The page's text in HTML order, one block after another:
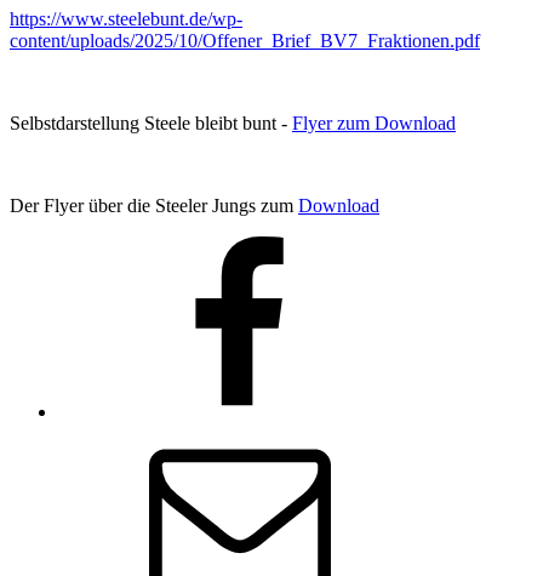
https://www.steelebunt.de/wp-
content/uploads/2025/10/Offener_Brief_BV7_Fraktionen.pdf
Selbstdarstellung Steele bleibt bunt - Flyer zum Download
Der Flyer über die Steeler Jungs zum Download